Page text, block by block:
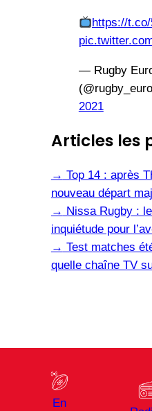
https://
— Rugby
2021
Articles les
→ Top 14 : après
nouveau départ
→ Nissa Rugby :
inquiétude pour
→ Test matches
quelle chaîne TV
En